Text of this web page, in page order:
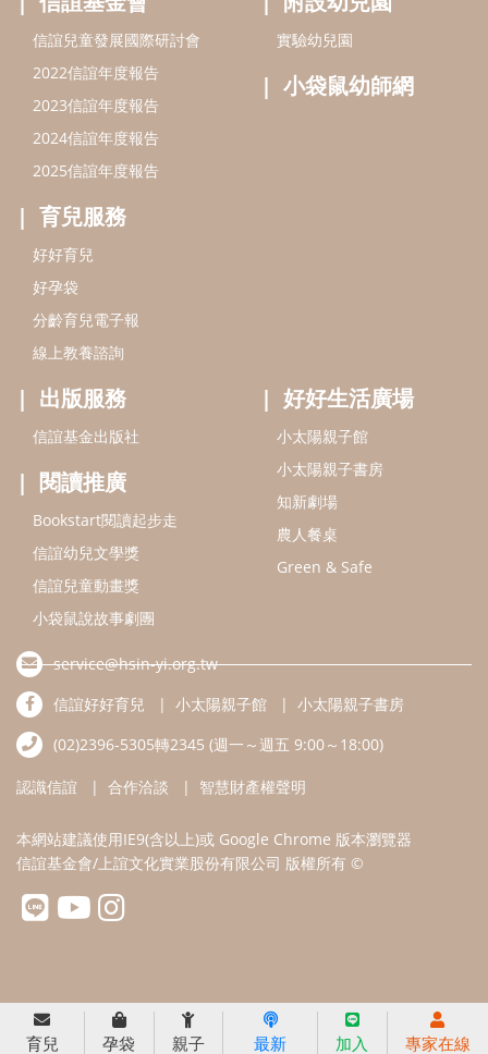
好孕袋
分齡育兒電子報
線上教養諮詢
出版服務
信誼基金出版社
閱讀推廣
Bookstart閱讀起步走
信誼幼兒文學獎
信誼兒童動畫獎
小袋鼠說故事劇團
service@hsin-yi.org.tw
信誼好好育兒
小太陽親子書房
(02)2396-5305轉2345 (週一～週五 9:00～18:00)
認識信誼 合作洽談 智慧財產權聲明
本網站建議使用IE9(含以上)或 Google Chrome 版本瀏覽器
信誼基金會/上誼文化實業股份有限公司 版權所有 ©
育兒
孕袋
親子
最新
加入
專家在線